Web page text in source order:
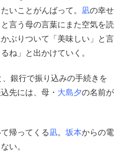
いことがんばって。 凪の幸せ
言う母の言葉にまた空気を読
ぶりついて「美味しい」と言
ね」と出かけていく。
銀行で振り込みの手続きを
先には、母・ 大島夕の名前が
帰ってくる 凪。 坂本からの電
い。